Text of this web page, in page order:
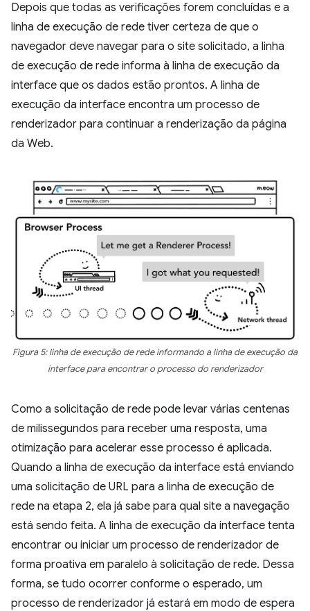
Depois que todas as verificações forem concluídas e a
linha de execução de rede tiver certeza de que o
navegador deve navegar para o site solicitado, a linha
de execução de rede informa à linha de execução da
interface que os dados estão prontos. A linha de
execução da interface encontra um processo de
renderizador para continuar a renderização da página
da Web.
Figura 5: linha de execução de rede informando a linha de execução da
interface para encontrar o processo do renderizador
Como a solicitação de rede pode levar várias centenas
de milissegundos para receber uma resposta, uma
otimização para acelerar esse processo é aplicada.
Quando a linha de execução da interface está enviando
uma solicitação de URL para a linha de execução de
rede na etapa 2, ela já sabe para qual site a navegação
está sendo feita. A linha de execução da interface tenta
encontrar ou iniciar um processo de renderizador de
forma proativa em paralelo à solicitação de rede. Dessa
forma, se tudo ocorrer conforme o esperado, um
processo de renderizador já estará em modo de espera